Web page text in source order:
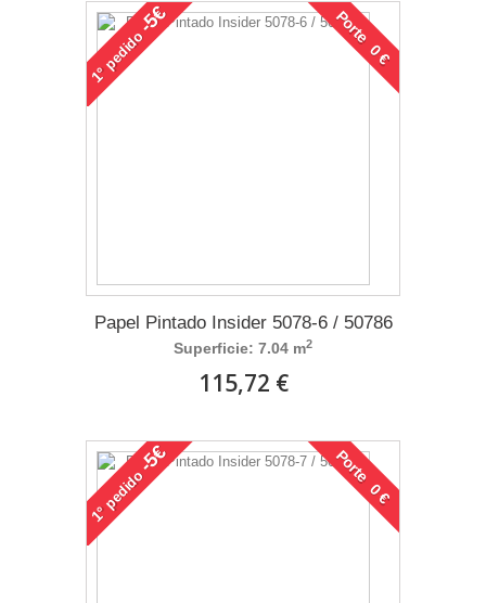
1°
pedido
-5€ Porte 0 €
Papel Pintado Insider 5078-6 / 50786
Superficie: 7.04 m2
115,72 €
1°
pedido
-5€ Porte 0 €